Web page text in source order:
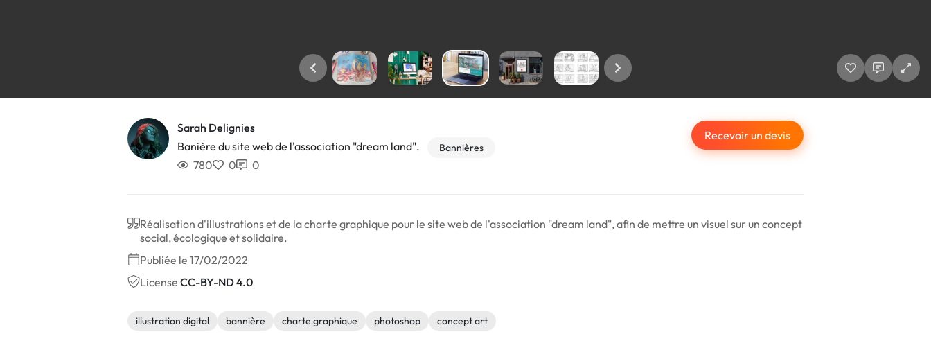
Sarah Delignies
Banière du site web de l'association "dream land".
Bannières
780 0 0
Recevoir un devis
Réalisation d'illustrations et de la charte graphique pour le site web de l'association "dream land", afin de mettre un visuel sur un concept
social, écologique et solidaire.
Publiée le 17/02/2022
License CC-BY-ND 4.0
illustration digital bannière charte graphique photoshop concept art